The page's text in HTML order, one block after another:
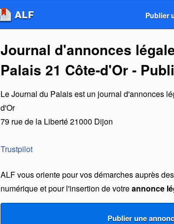
Publier
Journal d'annonces
Palais 21 Côte-d'Or -
Le Journal du Palaisest un journal d'annonces
d'Or
79 rue de la Liberté21000 Dijon
Trustpilot
ALF vous oriente pour vos démarches auprès
numérique et pour l'insertion de votreannonce